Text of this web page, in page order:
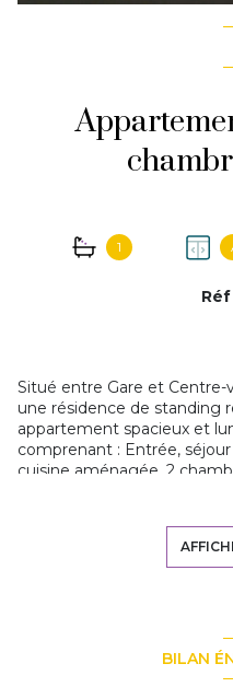
Appartement 3
1
Réf
Situé entre Gare et Centre-
une résidence de standing
appartement spacieux et
comprenant : Entrée,
cuisine aménagée, 2
SECTEUR, RESIDENCE
ENTRETENUE, VUE
MELUN !! 'Les informations
Les informations sur les
exposé sont disponibles
BILAN